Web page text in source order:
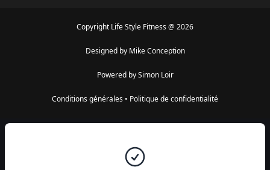
Copyright Life Style Fitness @ 2026
Designed by Mike Conception
Powered by Simon Loir
Conditions générales • Politique de confidentialité